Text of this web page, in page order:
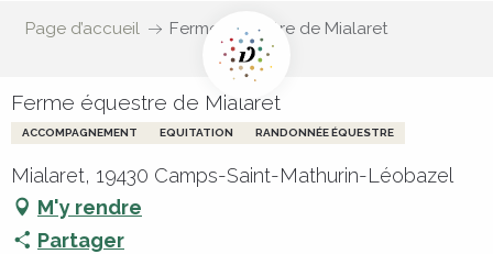
Page d’accueil Ferme équestre de Mialaret
Ferme équestre de Mialaret
ACCOMPAGNEMENT EQUITATION RANDONNÉE ÉQUESTRE
Mialaret, 19430 Camps-Saint-Mathurin-Léobazel
M'y rendre
Partager